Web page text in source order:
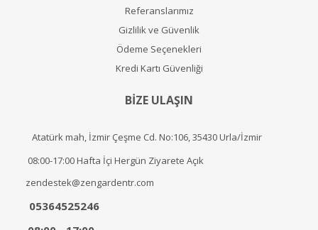
Referanslarımız
Gizlilik ve Güvenlik
Ödeme Seçenekleri
Kredi Kartı Güvenliği
BİZE ULAŞIN
Atatürk mah, İzmir Çeşme Cd. No:106, 35430 Urla/İzmir
08:00-17:00 Hafta İçi Hergün Ziyarete Açık
zendestek@zengardentr.com
05364525246